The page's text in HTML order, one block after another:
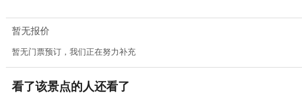
暂无报价
暂无门票预订，我们正在努力补充
看了该景点的人还看了